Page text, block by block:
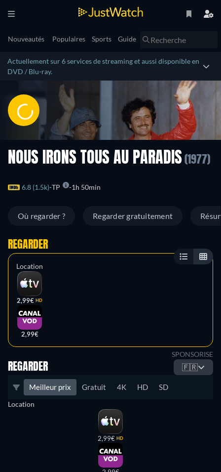
Nouveautés Populaires Sports Guide
Actuellement sur 6 services de streaming et aussi disponible en
DVD / Blu-ray.
NOUS IRONS TOUS AU PARADIS (1977)
6.8 (1.5k) TP 1h 50min
Où regarder ? Regarder gratuitement
REGARDER
Location
2,99€ HD
2,99€
SPONSORISE
REGARDER 🇫🇷
Meilleur prix Gratuit 4K HD SD
Location
2,99€ HD